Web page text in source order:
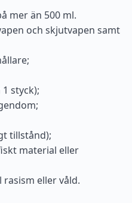
mer än 500 ml.
och skjutvapen samt
styck);
tillstånd);
material eller
eller våld.